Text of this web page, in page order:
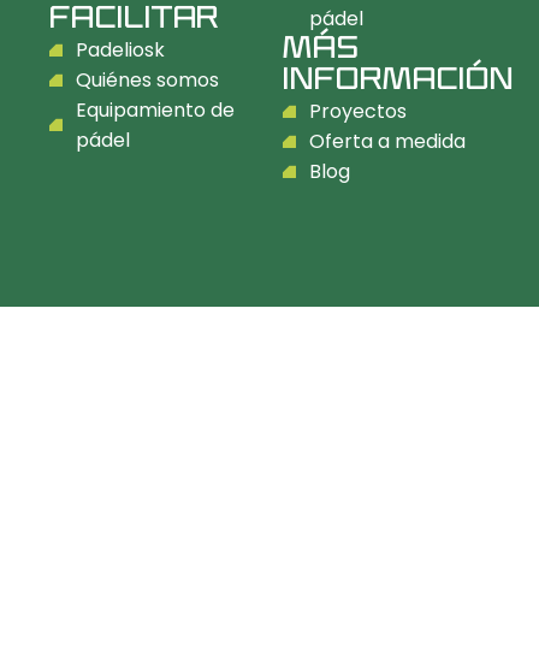
FACILITAR
Padeliosk
Quiénes somos
Equipamiento de
pádel
pádel
MÁS
INFORMACIÓN
Proyectos
Oferta a medida
Blog